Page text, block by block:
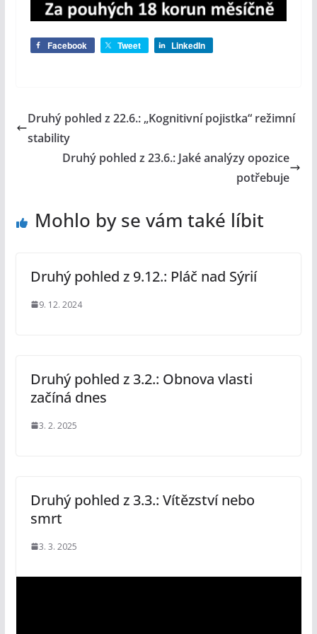
Facebook Tweet LinkedIn
Druhý pohled z 22.6.: „Kognitivní pojistka“ režimní
stability
Druhý pohled z 23.6.: Jaké analýzy opozice
potřebuje
Mohlo by se vám také líbit
Druhý pohled z 9.12.: Pláč nad Sýrií
9. 12. 2024
Druhý pohled z 3.2.: Obnova vlasti
začíná dnes
3. 2. 2025
Druhý pohled z 3.3.: Vítězství nebo
smrt
3. 3. 2025